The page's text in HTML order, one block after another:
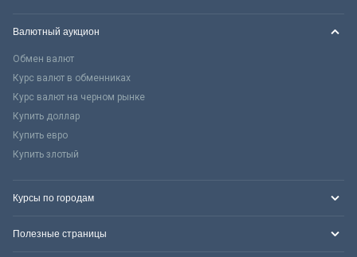
Валютный аукцион
Обмен валют
Курс валют в обменниках
Курс валют на черном рынке
Купить доллар
Купить евро
Купить злотый
Курсы по городам
Полезные страницы